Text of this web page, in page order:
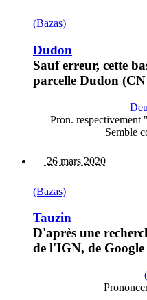
(Bazas)
Dudon
Sauf erreur, cette
parcelle Dudon
Pron.
Semble
26 mars 2020
(Bazas)
Tauzin
D'après une
de l'IGN, de Google